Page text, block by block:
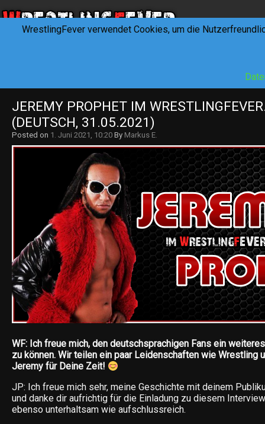
JEREMY PROPHET IM
(DEUTSCH, 31.05.2021)
Posted on 1. Juni 2021, 10:20 By Markus E.
WF: Ich freue mich, den deutschsprachigen Fans ein
zu können. Wir teilen ein paar Leidenschaften wie Wrestling
Jeremy für Deine Zeit!
JP: Ich freue mich sehr, meine Geschichte mit deinem
und danke dir aufrichtig für die Einladung zu diesem
ebenso unterhaltsam wie aufschlussreich.
WrestlingFever verwendet Cookies, um die